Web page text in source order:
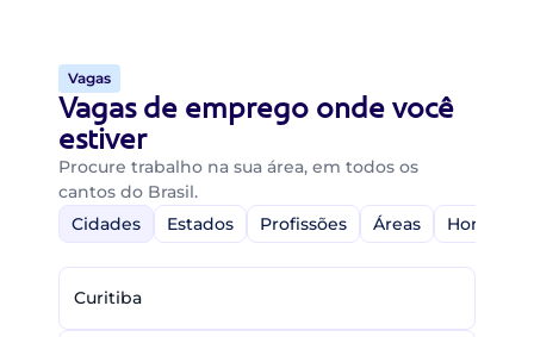
Vagas
Vagas de emprego onde você
estiver
Procure trabalho na sua área, em todos os
cantos do Brasil.
Cidades
Estados Profissões Áreas Home-
Curitiba